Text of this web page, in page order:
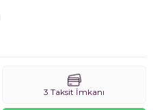
3 Taksit İmkanı